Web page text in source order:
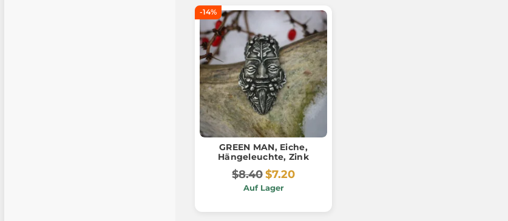
-14%
GREEN MAN, Eiche,
Hängeleuchte, Zink
$8.40 $7.20
Auf Lager